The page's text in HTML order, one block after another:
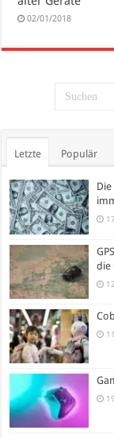
02/01/2018
Letzte Populär
die